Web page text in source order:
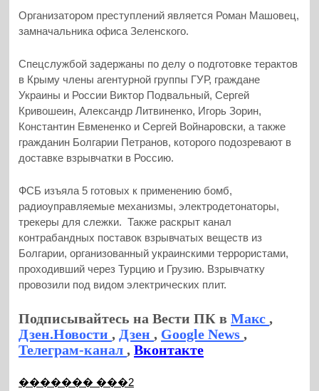
Организатором преступлений является Роман Машовец,
замначальника офиса Зеленского.
Спецслужбой задержаны по делу о подготовке терактов
в Крыму члены агентурной группы ГУР, граждане
Украины и России Виктор Подвальный, Сергей
Кривошеин, Александр Литвиненко, Игорь Зорин,
Константин Евмененко и Сергей Войнаровски, а также
гражданин Болгарии Петранов, которого подозревают в
доставке взрывчатки в Россию.
ФСБ изъяла 5 готовых к применению бомб,
радиоуправляемые механизмы, электродетонаторы,
трекеры для слежки. Также раскрыт канал
контрабандных поставок взрывчатых веществ из
Болгарии, организованный украинскими террористами,
проходивший через Турцию и Грузию. Взрывчатку
провозили под видом электрических плит.
Подписывайтесь на Вести ПК вМакс,
Дзен.Новости, Дзен, Google News,
Телеграм-канал,Вконтакте
������� ���2